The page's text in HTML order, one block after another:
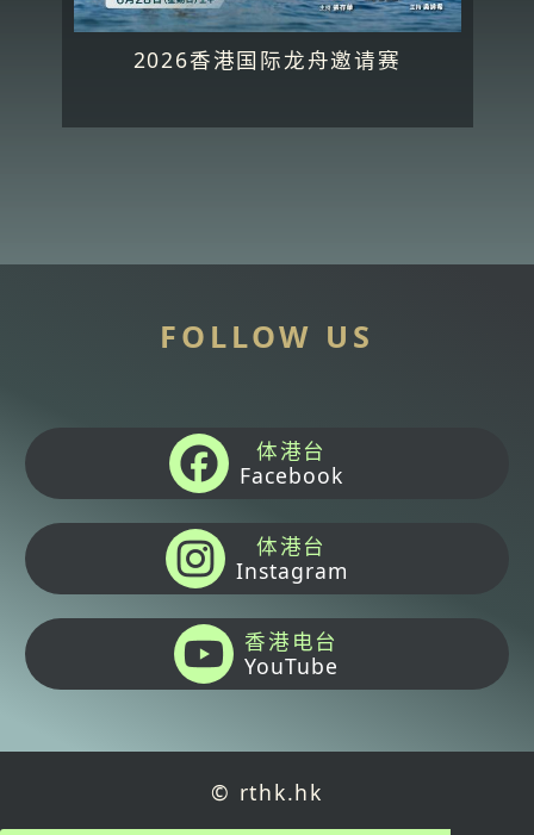
2026香港国际龙舟邀请赛
FOLLOW US
体港台
Facebook
体港台
Instagram
香港电台
YouTube
© rthk.hk